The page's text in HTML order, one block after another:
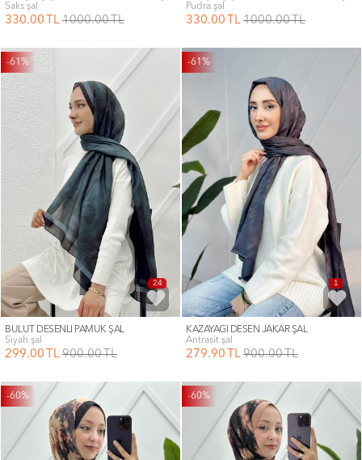
saks şal
330.00 TL 1000.00TL
pudra şal
330.00 TL 1000.00TL
-61%
24
BULUT DESENLİ PAMUK ŞAL
siyah şal
299.00 TL 900.00TL
-61%
1
KAZAYAĞI DESEN JAKAR ŞAL
antrasit şal
279.90 TL 900.00TL
-60% -60%